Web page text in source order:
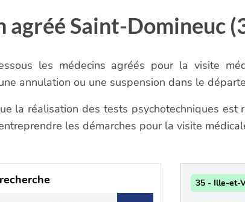
agréé Saint-Domineuc
les médecins agréés pour la visite
annulation ou une suspension dans le
la réalisation des tests psychotechniques
les démarches pour la visite
35 - Ille-et-